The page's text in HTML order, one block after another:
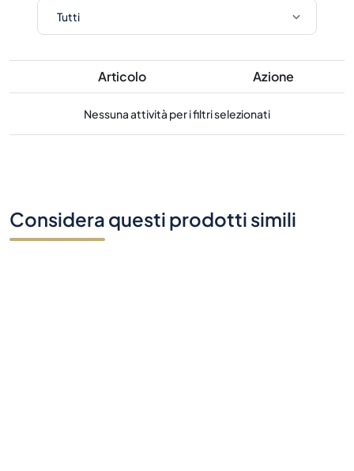
Articolo Azione
Nessuna attività per i filtri selezionati
Considera questi prodotti simili